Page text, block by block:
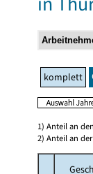
komplett
1) Anteil an
2) Anteil an